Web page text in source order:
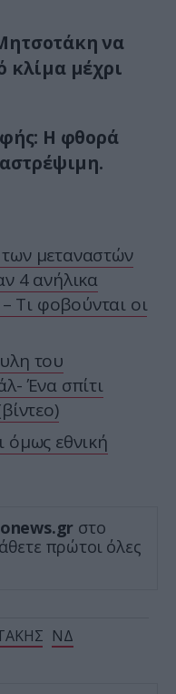
να
κλίμα μέχρι
Η φθορά
μεταναστών
4 ανήλικα
Τι φοβούνται οι
του
Ένα σπίτι
όμως εθνική
στο
πρώτοι όλες
ΝΔ